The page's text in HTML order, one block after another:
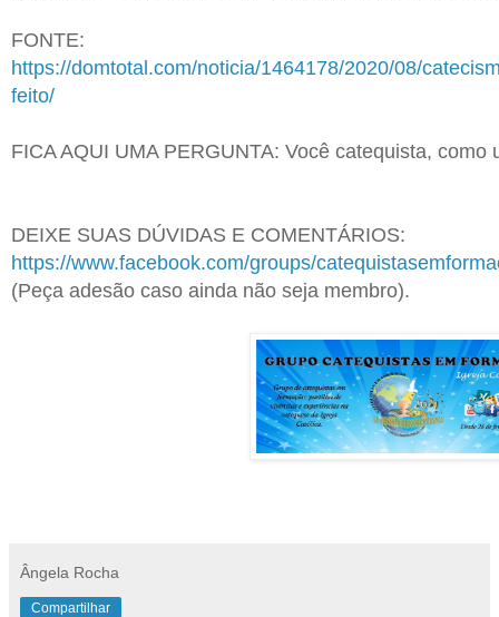
FONTE:
https://domtotal.com/noticia/1464178/2020/08/
feito/
FICA AQUI UMA PERGUNTA: Você catequista, como
DEIXE SUAS DÚVIDAS E COMENTÁRIOS:
https://www.facebook.com/groups/
(Peça adesão caso ainda não seja membro).
Ângela Rocha
Compartilhar